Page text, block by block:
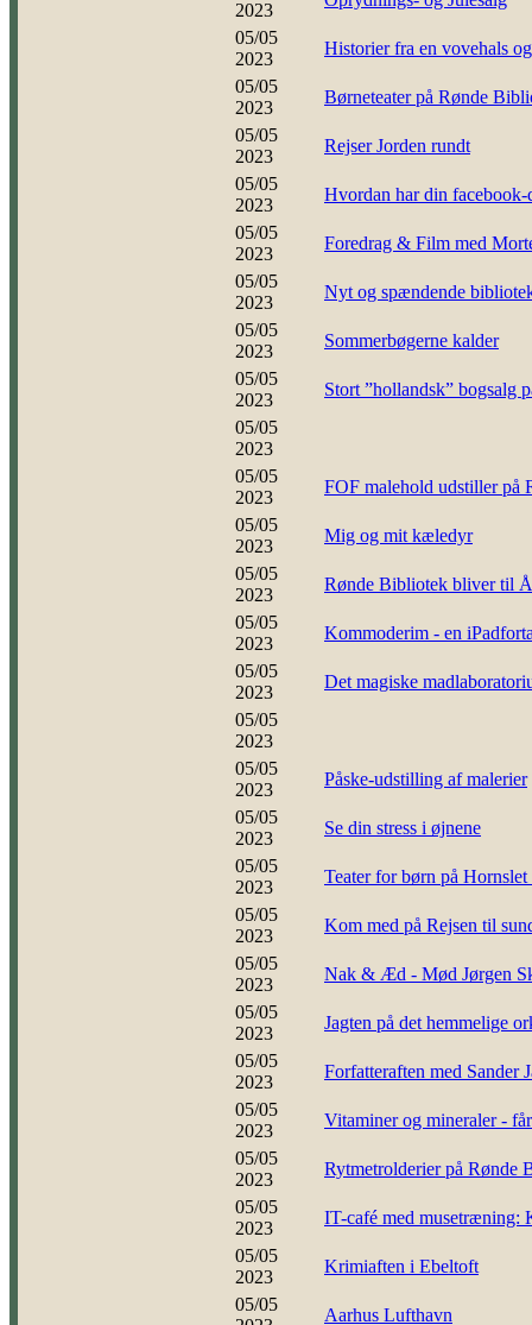
2023
05/05
2023
Historier fra en vovehals
05/05
2023
Børneteater på Rønde
05/05
2023
Rejser Jorden rundt
05/05
2023
Hvordan har din
05/05
2023
Foredrag & Film med
05/05
2023
Nyt og spændende
05/05
2023
Sommerbøgerne kalder
05/05
2023
Stort ”hollandsk” bogsalg
05/05
2023
05/05
2023
FOF malehold udstiller på
05/05
2023
Mig og mit kæledyr
05/05
2023
Rønde Bibliotek bliver til
05/05
2023
Kommoderim - en
05/05
2023
Det magiske
05/05
2023
05/05
2023
Påske-udstilling af malerier
05/05
2023
Se din stress i øjnene
05/05
2023
Teater for børn på
05/05
2023
Kom med på Rejsen til
05/05
2023
Nak & Æd - Mød Jørgen
05/05
2023
Jagten på det hemmelige
05/05
2023
Forfatteraften med Sander
05/05
2023
Vitaminer og mineraler -
05/05
2023
Rytmetrolderier på Rønde
05/05
2023
IT-café med musetræning:
05/05
2023
Krimiaften i Ebeltoft
05/05
Aarhus Lufthavn